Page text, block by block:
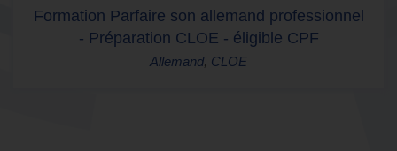
Formation Parfaire son allemand professionnel
- Préparation CLOE - éligible CPF
Allemand, CLOE